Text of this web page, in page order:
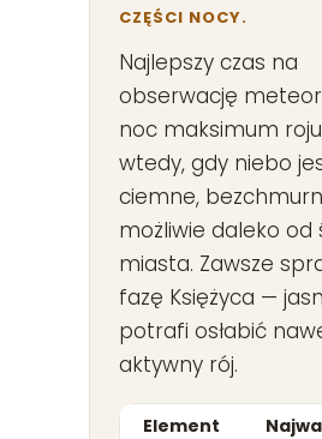
CZĘŚCI NOCY.
Najlepszy czas na
obserwację
noc maksimum
wtedy, gdy niebo
ciemne,
możliwie daleko od
miasta. Zawsze
fazę Księżyca —
potrafi osłabić
aktywny rój.
Element